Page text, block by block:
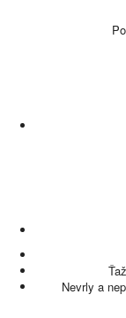
Nevrly a